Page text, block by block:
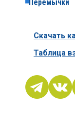
Перемычки
Скачать
Таблица